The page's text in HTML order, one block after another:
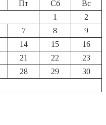
Пт Сб
Вс
1
2
7 8
9
14 15
16
21 22
23
28 29
30